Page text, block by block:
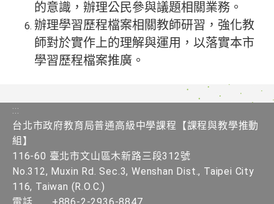
的意識，辦理公民參與議題相關業務。
辦理學習歷程檔案相關教師研習，強化教
師對於實作上的理解與運用，以落實本市
學習歷程檔案推廣。
:::
台北市政府教育局普通高級中學課程​【課程與教學推動
組】
116-60 臺北市文山區木新路三段312號
No.312, Muxin Rd. Sec.3, Wenshan Dist., Taipei City
116, Taiwan (R.O.C.)